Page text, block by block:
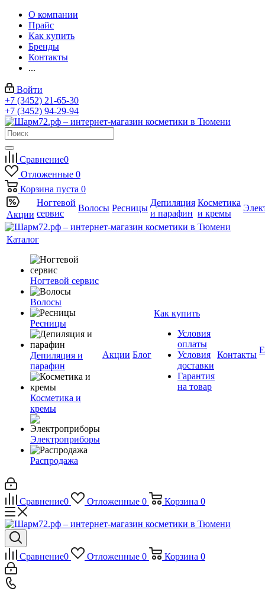
О компании
Прайс
Как купить
Бренды
Контакты
...
Войти
+7 (3452) 21-65-30
+7 (3452) 94-29-94
Сравнение0
Отложенные 0
Корзина пуста 0
Акции
Ногтевой
сервис
Волосы Ресницы
Депиляция
и парафин
Косметика
и кремы
Каталог
Ногтевой сервис
Волосы
Ресницы
Депиляция и
парафин
Косметика и
кремы
Электроприборы
Распродажа
Акции Блог
Как купить
Условия
оплаты
Условия
доставки
Гарантия
на товар
Контакты
Сравнение0 Отложенные 0 Корзина 0
Сравнение0 Отложенные 0 Корзина 0